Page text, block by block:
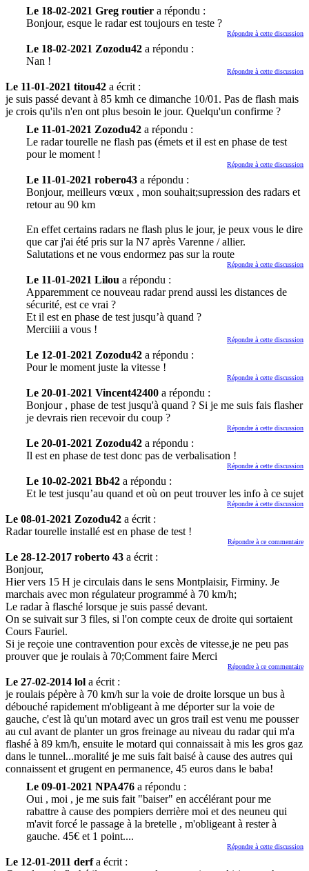
Le 18-02-2021 Greg routier a répondu :
Bonjour, esque le radar est toujours en teste ?
Répondre à cette discussion
Le 18-02-2021 Zozodu42 a répondu :
Nan !
Répondre à cette discussion
Le 11-01-2021 titou42 a écrit :
je suis passé devant à 85 kmh ce dimanche 10/01. Pas de flash mais
je crois qu'ils n'en ont plus besoin le jour. Quelqu'un confirme ?
Le 11-01-2021 Zozodu42 a répondu :
Le radar tourelle ne flash pas (émets et il est en phase de test
pour le moment !
Répondre à cette discussion
Le 11-01-2021 robero43 a répondu :
Bonjour, meilleurs vœux , mon souhait;supression des radars et
retour au 90 km
En effet certains radars ne flash plus le jour, je peux vous le dire
que car j'ai été pris sur la N7 après Varenne / allier.
Salutations et ne vous endormez pas sur la route
Répondre à cette discussion
Le 11-01-2021 Lilou a répondu :
Apparemment ce nouveau radar prend aussi les distances de
sécurité, est ce vrai ?
Et il est en phase de test jusqu’à quand ?
Merciiii a vous !
Répondre à cette discussion
Le 12-01-2021 Zozodu42 a répondu :
Pour le moment juste la vitesse !
Répondre à cette discussion
Le 20-01-2021 Vincent42400 a répondu :
Bonjour , phase de test jusqu'à quand ? Si je me suis fais flasher
je devrais rien recevoir du coup ?
Répondre à cette discussion
Le 20-01-2021 Zozodu42 a répondu :
Il est en phase de test donc pas de verbalisation !
Répondre à cette discussion
Le 10-02-2021 Bb42 a répondu :
Et le test jusqu’au quand et où on peut trouver les info à ce sujet
Répondre à cette discussion
Le 08-01-2021 Zozodu42 a écrit :
Radar tourelle installé est en phase de test !
Répondre à ce commentaire
Le 28-12-2017 roberto 43 a écrit :
Bonjour,
Hier vers 15 H je circulais dans le sens Montplaisir, Firminy. Je
marchais avec mon régulateur programmé à 70 km/h;
Le radar à flasché lorsque je suis passé devant.
On se suivait sur 3 files, si l'on compte ceux de droite qui sortaient
Cours Fauriel.
Si je reçoie une contravention pour excès de vitesse,je ne peu pas
prouver que je roulais à 70;Comment faire Merci
Répondre à ce commentaire
Le 27-02-2014 lol a écrit :
je roulais pépère à 70 km/h sur la voie de droite lorsque un bus à
débouché rapidement m'obligeant à me déporter sur la voie de
gauche, c'est là qu'un motard avec un gros trail est venu me pousser
au cul avant de planter un gros freinage au niveau du radar qui m'a
flashé à 89 km/h, ensuite le motard qui connaissait à mis les gros gaz
dans le tunnel...moralité je me suis fait baisé à cause des autres qui
connaissent et grugent en permanence, 45 euros dans le baba!
Le 09-01-2021 NPA476 a répondu :
Oui , moi , je me suis fait "baiser" en accélérant pour me
rabattre à cause des pompiers derrière moi et des neuneu qui
m'avit forcé le passage à la bretelle , m'obligeant à rester à
gauche. 45€ et 1 point....
Répondre à cette discussion
Le 12-01-2011 derfa écrit :